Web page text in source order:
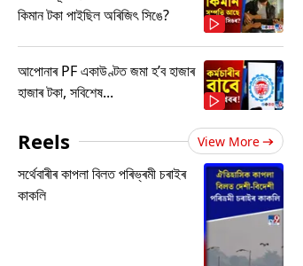
কিমান টকা পাইছিল অৰিজিৎ সিঙে?
আপোনাৰ PF একাউণ্টত জমা হ’ব হাজাৰ
হাজাৰ টকা, সবিশেষ...
Reels View More
সৰ্থেবাৰীৰ কাপলা বিলত পৰিভ্ৰমী চৰাইৰ
কাকলি